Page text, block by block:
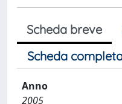
Scheda breve
Scheda
Anno
2005